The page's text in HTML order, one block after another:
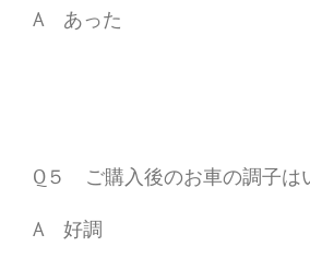
A あった
Q５ ご購入後のお車の調子は
A 好調